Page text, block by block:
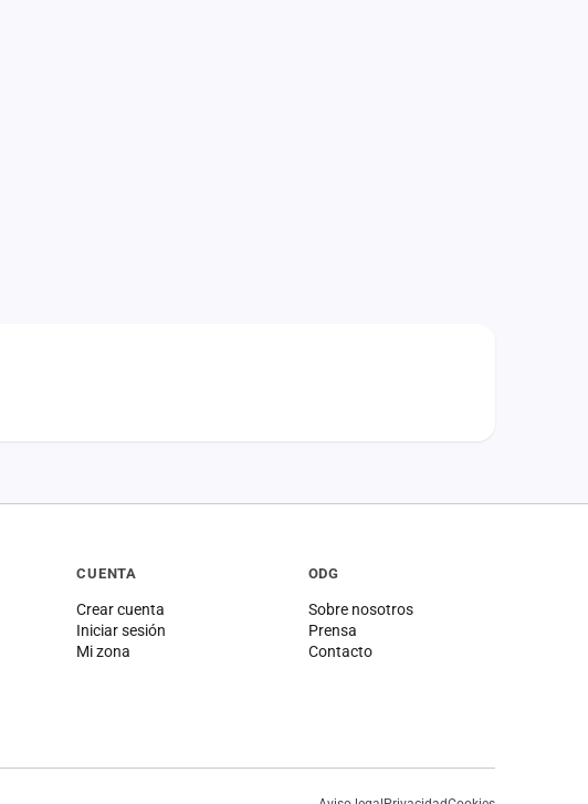
CUENTA
Crear cuenta
Iniciar sesión
Mi zona
ODG
Sobre nosotros
Prensa
Contacto